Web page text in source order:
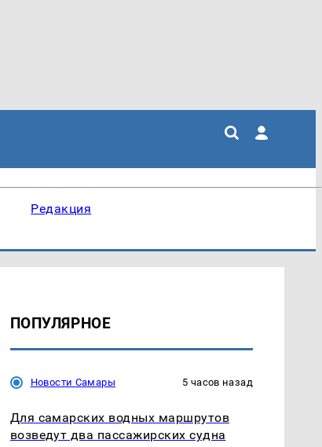
Редакция
ПОПУЛЯРНОЕ
Новости Самары 5 часов назад
Для самарских водных маршрутов
возведут два пассажирских судна